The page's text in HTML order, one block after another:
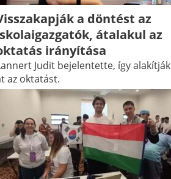
a döntést az
átalakul az
irányítása
Judit bejelentette, így alakítják
az oktatást.